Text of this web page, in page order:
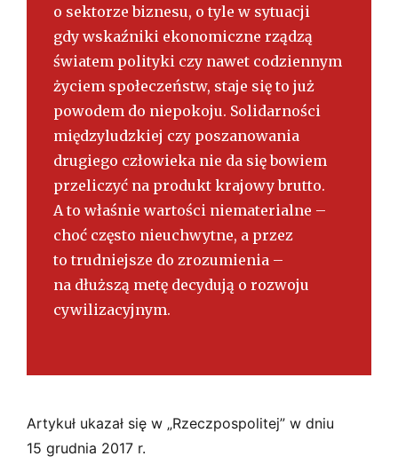
o sektorze biznesu, o tyle w sytuacji
gdy wskaźniki ekonomiczne rządzą
światem polityki czy nawet codziennym
życiem społeczeństw, staje się to już
powodem do niepokoju. Solidarności
międzyludzkiej czy poszanowania
drugiego człowieka nie da się bowiem
przeliczyć na produkt krajowy brutto.
A to właśnie wartości niematerialne –
choć często nieuchwytne, a przez
to trudniejsze do zrozumienia –
na dłuższą metę decydują o rozwoju
cywilizacyjnym.
Artykuł ukazał się w „Rzeczpospolitej” w dniu
15 grudnia 2017 r.